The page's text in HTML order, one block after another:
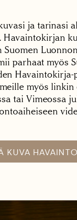
ja tarinasi
Havaintokirjan
Suomen
parhaat myös
Havaintokirja-
myös linkin
tai Vimeossa
KUVA